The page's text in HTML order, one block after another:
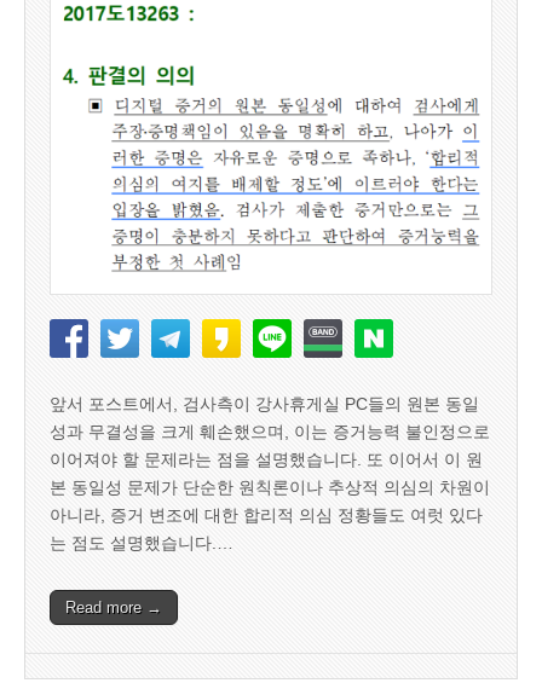
앞서 포스트에서, 검사측이 강사휴게실 PC들의 원본 동일
성과 무결성을 크게 훼손했으며, 이는 증거능력 불인정으로
이어져야 할 문제라는 점을 설명했습니다. 또 이어서 이 원
본 동일성 문제가 단순한 원칙론이나 추상적 의심의 차원이
아니라, 증거 변조에 대한 합리적 의심 정황들도 여럿 있다
는 점도 설명했습니다.…
Read more →